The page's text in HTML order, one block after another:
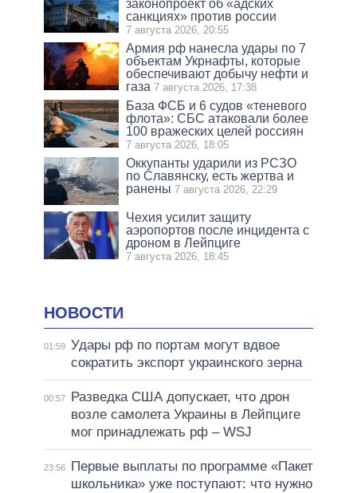
законопроект об «адских
санкциях» против россии
7 августа 2026, 20:55
Армия рф нанесла удары по 7
объектам Укрнафты, которые
обеспечивают добычу нефти и
газа 7 августа 2026, 17:38
База ФСБ и 6 судов «теневого
флота»: СБС атаковали более
100 вражеских целей россиян
7 августа 2026, 18:05
Оккупанты ударили из РСЗО
по Славянску, есть жертва и
ранены 7 августа 2026, 22:29
Чехия усилит защиту
аэропортов после инцидента с
дроном в Лейпциге
7 августа 2026, 18:45
НОВОСТИ
01:59 Удары рф по портам могут вдвое
сократить экспорт украинского зерна
00:57
Разведка США допускает, что дрон
возле самолета Украины в Лейпциге
мог принадлежать рф – WSJ
23:56
Первые выплаты по программе «Пакет
школьника» уже поступают: что нужно